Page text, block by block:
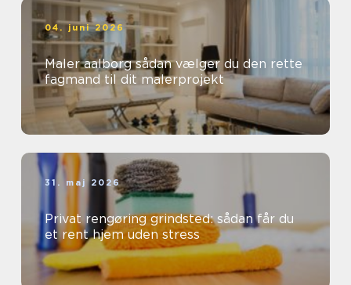
04. juni 2026
Maler aalborg sådan vælger du den rette
fagmand til dit malerprojekt
31. maj 2026
Privat rengøring grindsted: sådan får du
et rent hjem uden stress